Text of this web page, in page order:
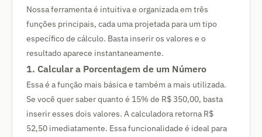
Nossa ferramenta é intuitiva e organizada em três
funções principais, cada uma projetada para um tipo
específico de cálculo. Basta inserir os valores e o
resultado aparece instantaneamente.
1. Calcular a Porcentagem de um Número
Essa é a função mais básica e também a mais utilizada.
Se você quer saber quanto é 15% de R$ 350,00, basta
inserir esses dois valores. A calculadora retorna R$
52,50 imediatamente. Essa funcionalidade é ideal para